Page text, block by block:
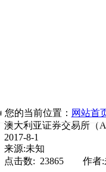
您的当前位置： 网站首
澳大利亚证券交易所（
2017-8-1
来源:未知
点击数: 23865 作者: